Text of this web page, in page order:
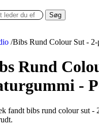
Søg
/Bibs Rund Colour Sut -
Rund
-
fandt bibs rund colour sut -